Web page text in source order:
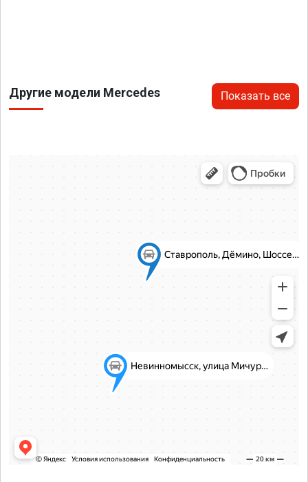
Другие модели Mercedes Показать все